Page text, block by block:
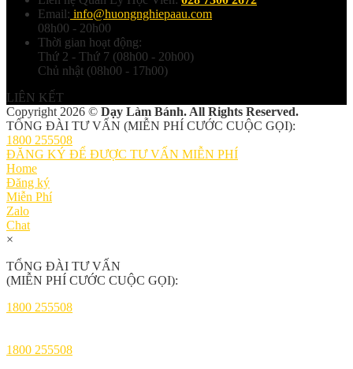
Email: info@huongnghiepaau.com
08h00 - 20h00
Thời gian hoạt động:
Thứ 2 - Thứ 7 (08h00 - 20h00)
Chủ nhật (08h00 - 17h00)
LIÊN KẾT
Copyright 2026 © Dạy Làm Bánh. All Rights Reserved.
TỔNG ĐÀI TƯ VẤN (MIỄN PHÍ CƯỚC CUỘC GỌI):
1800 255508
ĐĂNG KÝ ĐỂ ĐƯỢC TƯ VẤN MIỄN PHÍ
Home
Đăng ký
Miễn Phí
Zalo
Chat
×
TỔNG ĐÀI TƯ VẤN
(MIỄN PHÍ CƯỚC CUỘC GỌI):
1800 255508
1800 255508